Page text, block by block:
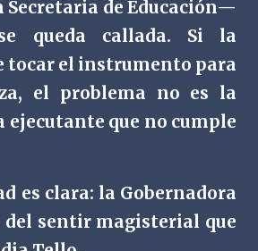
de Educación—
queda callada. Si la
tocar el instrumento para
el problema no es la
ejecutante que no cumple
es clara: la Gobernadora
del sentir magisterial que